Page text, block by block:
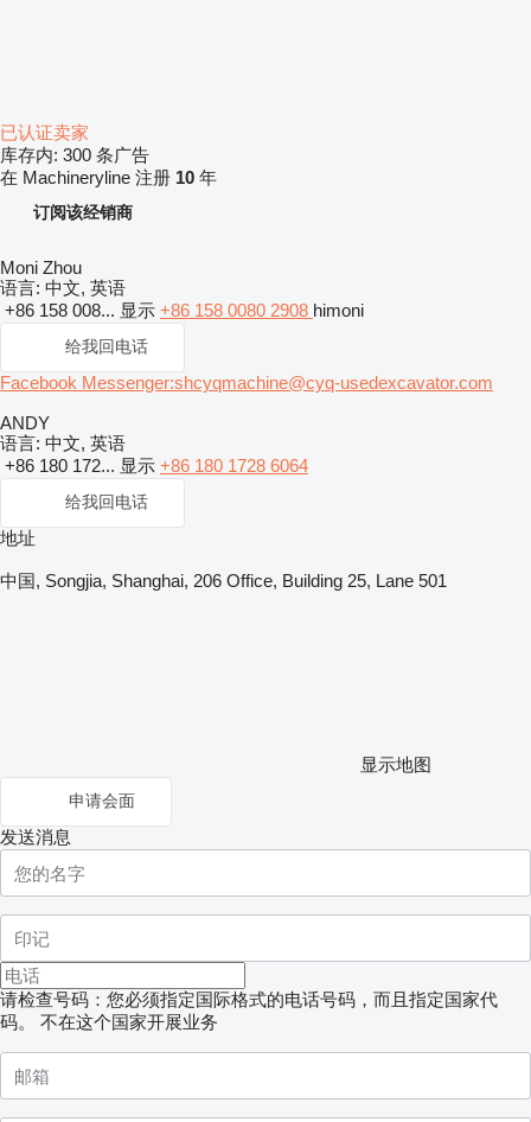
已认证卖家
库存内: 300 条广告
在 Machineryline 注册 10 年
订阅该经销商
Moni Zhou
语言: 中文, 英语
+86 158 008... 显示 +86 158 0080 2908 himoni
给我回电话
Facebook Messenger:shcyqmachine@cyq-usedexcavator.com
ANDY
语言: 中文, 英语
+86 180 172... 显示 +86 180 1728 6064
给我回电话
地址
中国, Songjia, Shanghai, 206 Office, Building 25, Lane 501
显示地图
申请会面
发送消息
请检查号码：您必须指定国际格式的电话号码，而且指定国家代
码。
不在这个国家开展业务